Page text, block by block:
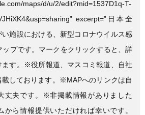
maps/d/u/2/edit?mid=1537D1q-T-
excerpt=”日本全
施設における、新型コロナウイルス感
プです。マークをクリックすると、詳
ます。※役所報道、マスコミ報道、自社
しております。※MAPへのリンクは自
丈夫です。※非掲載情報がありました
から情報提供いただければ幸いです。